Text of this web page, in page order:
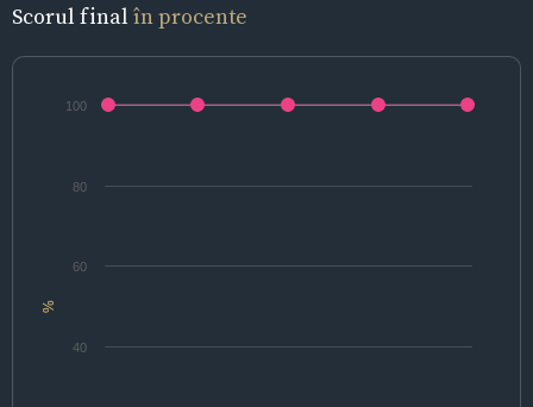
Scorul final în procente
%
40
60
80
100